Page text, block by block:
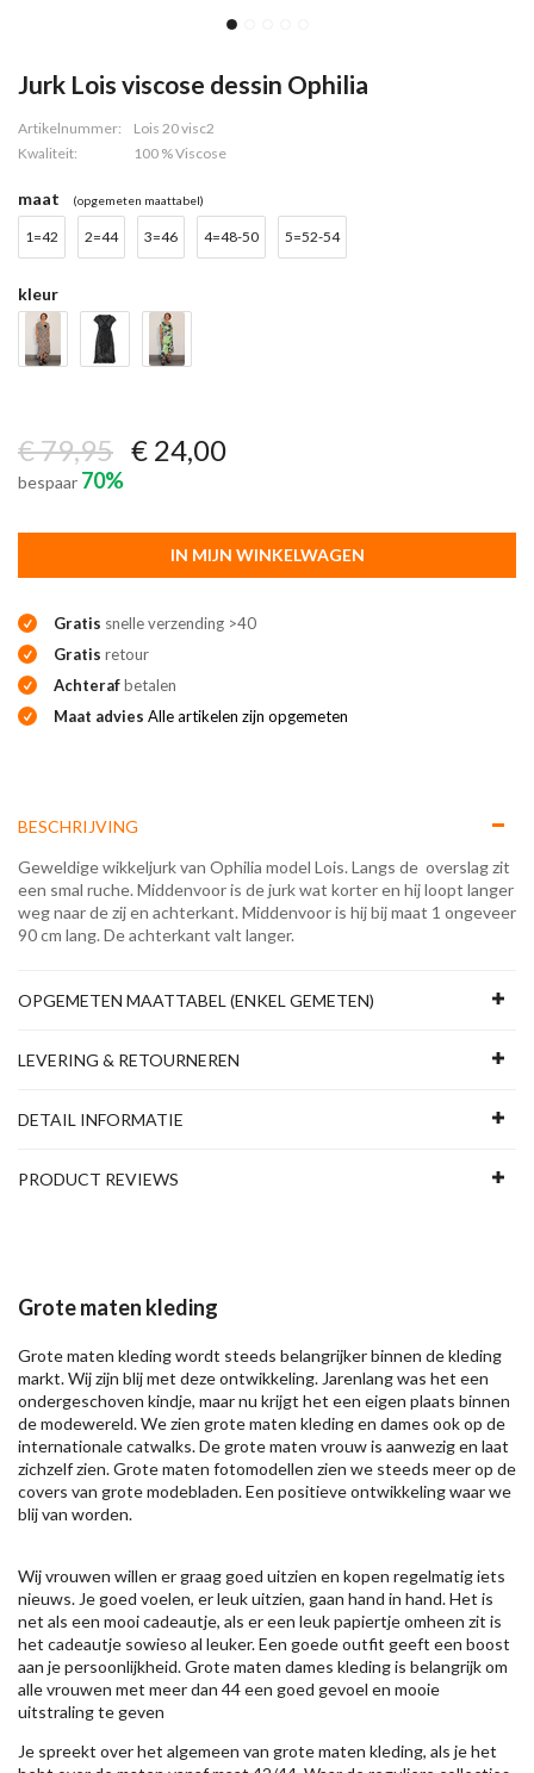
Jurk Lois viscose dessin Ophilia
Artikelnummer:
Lois 20 visc2
Kwaliteit:
100 % Viscose
maat (opgemeten maattabel)
1=42 2=44 3=46 4=48-50 5=52-54
kleur
€ 79,95 € 24,00
bespaar 70%
IN MIJN WINKELWAGEN
Gratis snelle verzending >40
Gratis retour
Achterafbetalen
Maat advies Alle artikelen zijn opgemeten
BESCHRIJVING
Geweldige wikkeljurk van Ophilia model Lois. Langs de overslag zit
een smal ruche. Middenvoor is de jurk wat korter en hij loopt langer
weg naar de zij en achterkant. Middenvoor is hij bij maat 1 ongeveer
90 cm lang. De achterkant valt langer.
OPGEMETEN MAATTABEL (ENKEL GEMETEN)
LEVERING & RETOURNEREN
DETAIL INFORMATIE
PRODUCT REVIEWS
Grote maten kleding
Grote maten kleding wordt steeds belangrijker binnen de kleding
markt. Wij zijn blij met deze ontwikkeling. Jarenlang was het een
ondergeschoven kindje, maar nu krijgt het een eigen plaats binnen
de modewereld. We zien grote maten kleding en dames ook op de
internationale catwalks. De grote maten vrouw is aanwezig en laat
zichzelf zien. Grote maten fotomodellen zien we steeds meer op de
covers van grote modebladen. Een positieve ontwikkeling waar we
blij van worden.
Wij vrouwen willen er graag goed uitzien en kopen regelmatig iets
nieuws. Je goed voelen, er leuk uitzien, gaan hand in hand. Het is
net als een mooi cadeautje, als er een leuk papiertje omheen zit is
het cadeautje sowieso al leuker. Een goede outfit geeft een boost
aan je persoonlijkheid. Grote maten dames kleding is belangrijk om
alle vrouwen met meer dan 44 een goed gevoel en mooie
uitstraling te geven
Je spreekt over het algemeen van grote maten kleding, als je het